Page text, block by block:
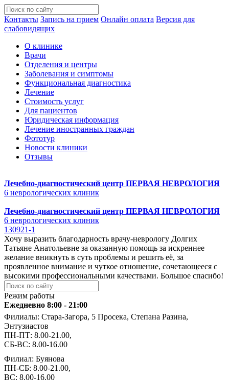
Контакты Запись на прием Онлайн оплата Версия для
слабовидящих
О клинике
Врачи
Отделения и центры
Заболевания и симптомы
Функциональная диагностика
Лечение
Стоимость услуг
Для пациентов
Юридическая информация
Лечение иностранных граждан
Фототур
Новости клиники
Отзывы
Лечебно-диагностический центр ПЕРВАЯ НЕВРОЛОГИЯ
6 неврологических клиник
Лечебно-диагностический центр ПЕРВАЯ НЕВРОЛОГИЯ
6 неврологических клиник
130921-1
Хочу выразить благодарность врачу-неврологу Долгих
Татьяне Анатольевне за оказанную помощь за искреннее
желание вникнуть в суть проблемы и решить её, за
проявленное внимание и чуткое отношение, сочетающееся с
высокими профессиональными качествами. Большое спасибо!
Режим работы
Ежедневно 8:00 - 21:00
Филиалы: Стара-Загора, 5 Просека, Степана Разина,
Энтузиастов
ПН-ПТ: 8.00-21.00,
СБ-ВС: 8.00-16.00
Филиал: Буянова
ПН-СБ: 8.00-21.00,
ВС: 8.00-16.00